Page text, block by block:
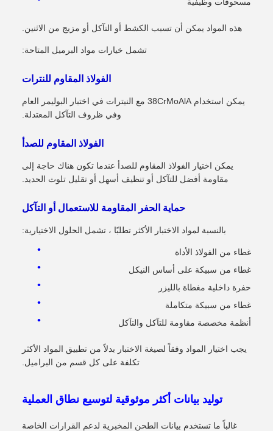
هذه المواد يمكن أن تسبب الكشط أو التآكل أو مزيج من الاثنين.
تشمل خيارات مواد البرميل المتاحة:
الفولاذ المقاوم للنترات
يمكن استخدام 38CrMoAlA مع النيترات في اختبار البوليمر العام
وفي ظروف التآكل المعتدلة.
الفولاذ المقاوم للصدأ
يمكن اختيار الفولاذ المقاوم للصدأ عندما تكون هناك حاجة إلى
مقاومة أفضل للتآكل أو تنظيف أسهل أو تقليل تلوث الحديد.
حماية الحفر المقاومة للاستعمال أو التآكل
بالنسبة لمواد الاختبار الأكثر تطلبًا ، تشمل الحلول الاختيارية:
غطاء من الفولاذ الأداة
غطاء من سبيكة على أساس النيكل
حفرة داخلية مغطاة بالليزر
غطاء من سبيكة متكاملة
أنظمة مخصصة مقاومة للتآكل والتآكل
يجب اختيار المواد وفقاً لصيغة الاختبار بدلاً من تطبيق المواد الأكثر
تكلفة على كل قسم من البراميل.
توليد بيانات أكثر موثوقية لتوسيع نطاق العملية
غالباً ما تستخدم بيانات الطحن المخبرية لدعم القرارات الخاصة